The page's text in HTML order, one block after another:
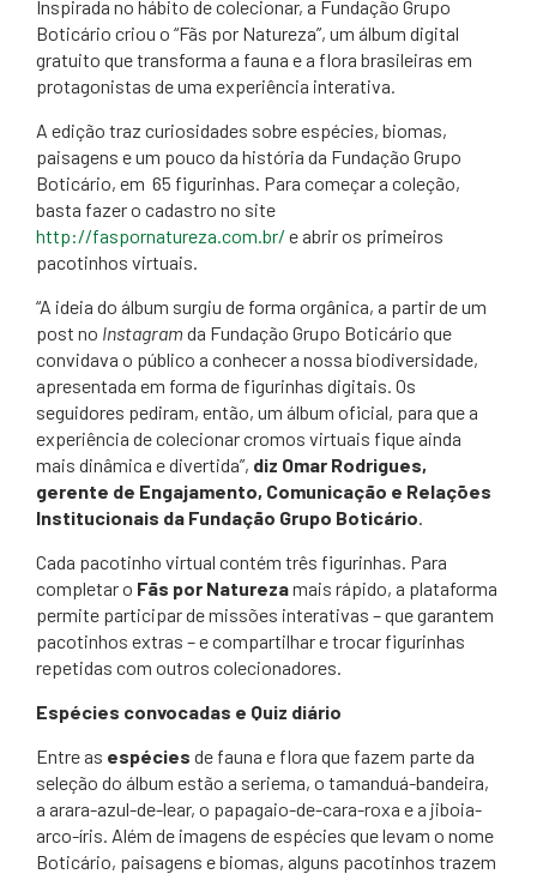
Inspirada no hábito de colecionar, a Fundação Grupo
Boticário criou o “Fãs por Natureza”, um álbum digital
gratuito que transforma a fauna e a flora brasileiras em
protagonistas de uma experiência interativa.
A edição traz curiosidades sobre espécies, biomas,
paisagens e um pouco da história da Fundação Grupo
Boticário, em 65 figurinhas. Para começar a coleção,
basta fazer o cadastro no site
http://faspornatureza.com.br/ e abrir os primeiros
pacotinhos virtuais.
“A ideia do álbum surgiu de forma orgânica, a partir de um
post no Instagram da Fundação Grupo Boticário que
convidava o público a conhecer a nossa biodiversidade,
apresentada em forma de figurinhas digitais. Os
seguidores pediram, então, um álbum oficial, para que a
experiência de colecionar cromos virtuais fique ainda
mais dinâmica e divertida”, diz Omar Rodrigues,
gerente de Engajamento, Comunicação e Relações
Institucionais da Fundação Grupo Boticário.
Cada pacotinho virtual contém três figurinhas. Para
completar o Fãs por Naturezamais rápido, a plataforma
permite participar de missões interativas – que garantem
pacotinhos extras – e compartilhar e trocar figurinhas
repetidas com outros colecionadores.
Espécies convocadas e Quiz diário
Entre as espécies de fauna e flora que fazem parte da
seleção do álbum estão a seriema, o tamanduá-bandeira,
a arara-azul-de-lear, o papagaio-de-cara-roxa e a jiboia-
arco-íris. Além de imagens de espécies que levam o nome
Boticário, paisagens e biomas, alguns pacotinhos trazem